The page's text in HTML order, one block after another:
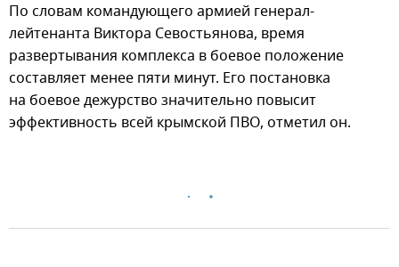
По словам командующего армией генерал-
лейтенанта Виктора Севостьянова, время
развертывания комплекса в боевое положение
составляет менее пяти минут. Его постановка
на боевое дежурство значительно повысит
эффективность всей крымской ПВО, отметил он.